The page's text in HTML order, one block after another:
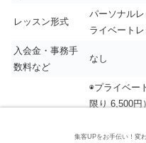
レッスン形式
パーソナル
ライベート
入会金・事務手
数料など
なし
◉プライベー
限り 6,500円
◉2人のセミ
円（お一人）
集客UPをお手伝い！変